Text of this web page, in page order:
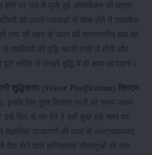
होने पर उस में घुली हुई ऑक्सीजन की मात्रा
को अपने गलफड़ों से सांस लेने में तकलीफ
पम्प की मदद से ऊपर की वातावरणीय हवा को
से मछलियों की वृद्धि काफी तेजी से होगी और
पूरी तरीके से उनकी वृद्धि में ही काम आ पाएगा।
शुद्धिकरण (Water Purification) सिस्टम
इसके लिए कुछ किसान पानी को समय-समय
उसे फिर से भर देते है वहीं कुछ बड़े स्तर पर
उपकरणों की मदद से अल्ट्रावायलेट
पैदा होने वाले हानिकारक जीवाणुओं को नष्ट